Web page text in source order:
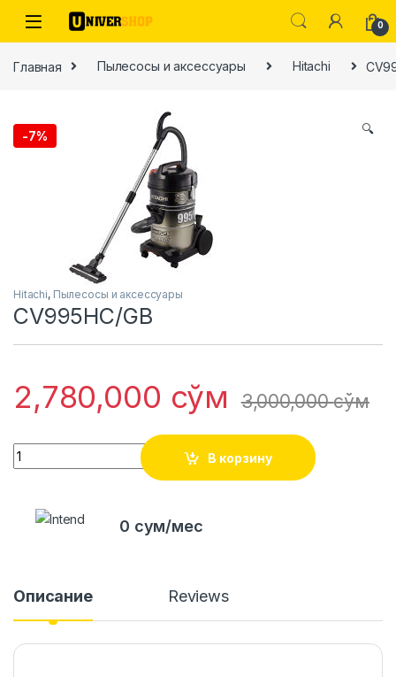
Skip to navigation
Skip to content
0
Главная Пылесосы и аксессуары Hitachi
-7% 🔍
Hitachi, Пылесосы и аксессуары
CV995HC/GB
2,780,000 сўм 3,000,000сўм
Quantity
В корзину
0 сум/мес
Описание Reviews